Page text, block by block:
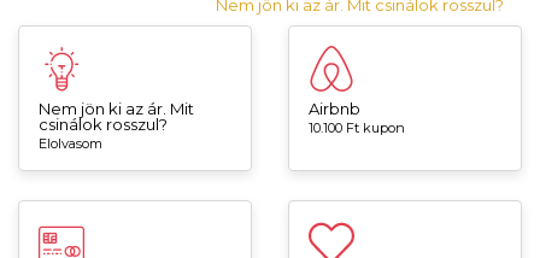
Nem jön ki az ár. Mit csinálok rosszul?
Nem jön ki az ár. Mit
csinálok rosszul?
Elolvasom
Airbnb
10.100 Ft kupon